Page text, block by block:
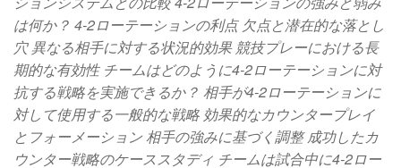
は何か？ 4-2ローテーションの利点 欠点と潜在的な落とし
穴 異なる相手に対する状況的効果 競技プレーにおける長
期的な有効性 チームはどのように4-2ローテーションに対
抗する戦略を実施できるか？ 相手が4-2ローテーションに
対して使用する一般的な戦略 効果的なカウンタープレイ
とフォーメーション 相手の強みに基づく調整 成功したカ
ウンター戦略のケーススタディ チームは試合中に4-2ロー